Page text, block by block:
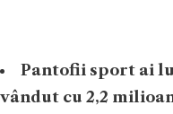
Pantofii sport ai
vândut cu 2,2